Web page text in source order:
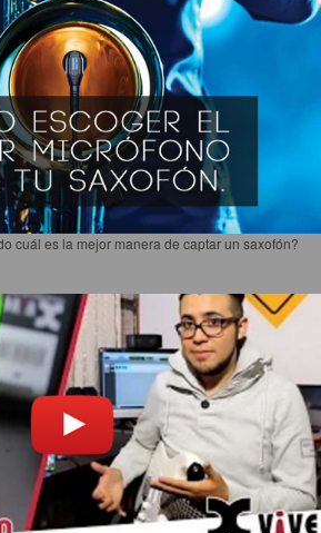
cuál es la mejor manera de captar un saxofón?